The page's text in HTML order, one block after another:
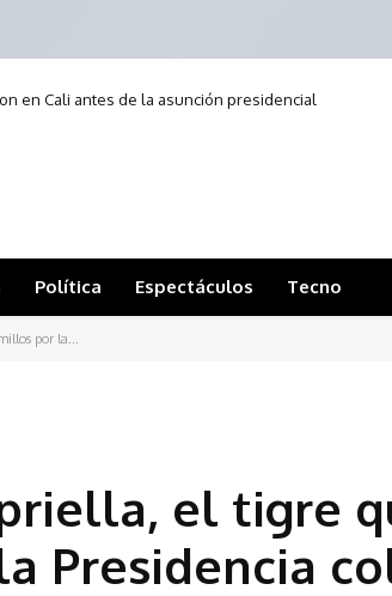
en Cali antes de la asunción presidencial
Política Espectáculos Tecno
por la...
el tigre
Presidencia